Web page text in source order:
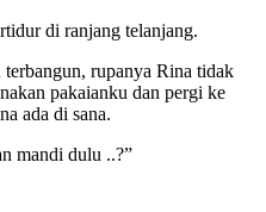
di ranjang telanjang.
terbangun, rupanya Rina tidak
pakaianku dan pergi ke
ada di sana.
mandi dulu ..?”